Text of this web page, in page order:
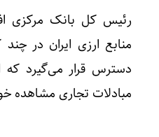
رئیس کل بانک مرکزی
منابع ارزی ایران در
دسترس قرار می‌گیرد که
مبادلات تجاری مشاهده